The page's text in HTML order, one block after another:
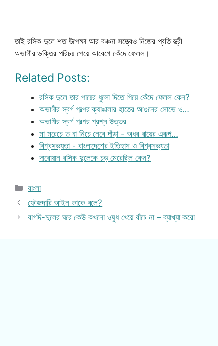
তাই রসিক দুলে শত উপেক্ষা আর বঞ্চনা সত্ত্বেও নিজের প্রতি স্ত্রী
অভাগীর ভক্তির পরিচয় পেয়ে আবেগে কেঁদে ফেলল।
Related Posts:
রসিক দুলে তার পায়ের ধুলো দিতে গিয়ে কেঁদে ফেলল কেন?
অভাগীর স্বর্গ গল্পের ক্যাঙালার হাতের আগুনের লোভে ও…
অভাগীর স্বর্গ গল্পের প্রশ্ন উত্তর
মা মরেচে ত যা নিচে নেবে দাঁড়া - অধর রায়ের এরূপ…
বিশ্বসভ্যতা - বাংলাদেশের ইতিহাস ও বিশ্বসভ্যতা
দারোয়ান রসিক দুলেকে চড় মেরেছিল কেন?
Categories
বাংলা
ফৌজদারি আইন কাকে বলে?
বাগদি-দুলের ঘরে কেউ কখনো ওষুধ খেয়ে বাঁচে না – ব্যাখ্যা করো